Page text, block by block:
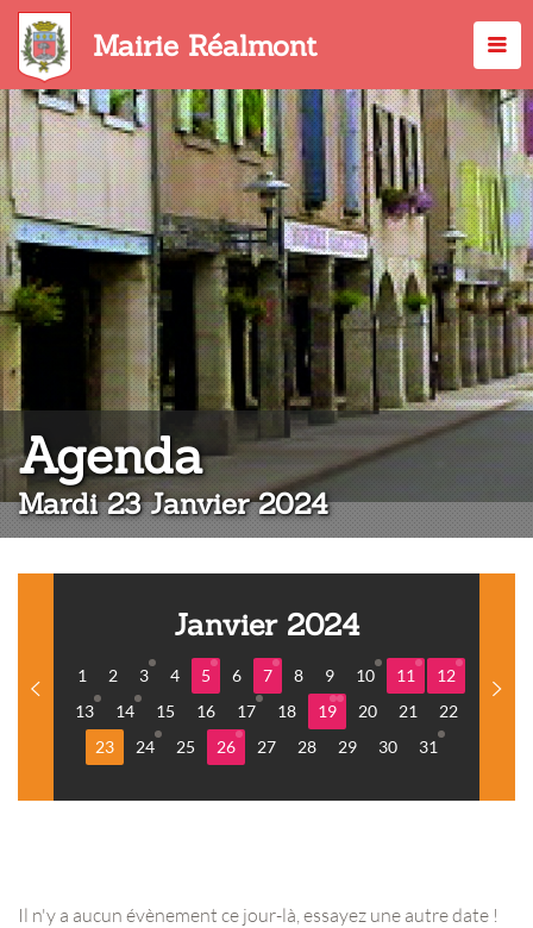
Aller
contenu
principal
Mairie Réalmont
Agenda:
Mardi 23 Janvier 2024
Janvier 2024
1 2 3 4 5 6 7 8 9 10 11
12
13
14 15 16 17 18 19 20 21
22
23
24 25 26 27 28 29 30 31
Il n'y a aucun évènement ce jour-là, essayez une autre date !